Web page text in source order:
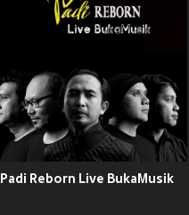
Padi Reborn Live BukaMusik